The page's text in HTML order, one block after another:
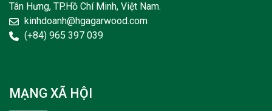
Tân Hưng, TP.Hồ Chí Minh, Việt Nam.
kinhdoanh@hgagarwood.com
(+84) 965 397 039
MẠNG XÃ HỘI